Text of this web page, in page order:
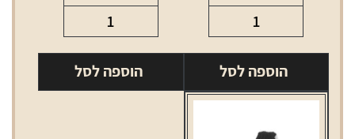
של
פוד
לנורד
2
הוספה לסל
של
מגש
מתכת
הוספה לסל